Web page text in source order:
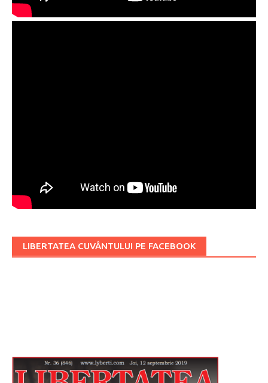
LIBERTATEA CUVÂNTULUI PE FACEBOOK